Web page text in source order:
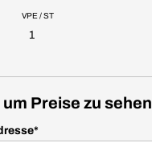
VPE / ST
1
Preise zu sehen
*